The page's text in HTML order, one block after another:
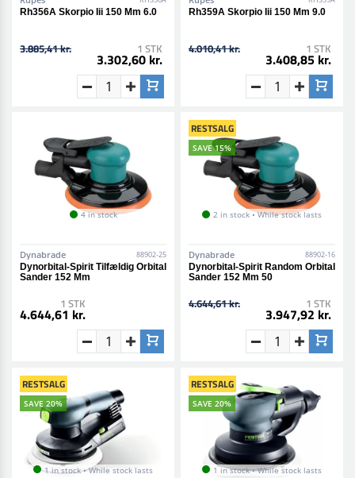
Rh356A Skorpio Iii 150 Mm 6.0
3.885,41 kr. 1 STK
3.302,60 kr.
Rh359A Skorpio Iii 150 Mm 9.0
4.010,41 kr. 1 STK
3.408,85 kr.
4 in stock
Dynabrade 88902-25
Dynorbital-Spirit Tilfældig Orbital
Sander 152 Mm
1 STK
4.644,61 kr.
RESTSALG
SAVE 15%
2 in stock • While stock lasts
Dynabrade 88902-16
Dynorbital-Spirit Random Orbital
Sander 152 Mm 50
4.644,61 kr. 1 STK
3.947,92 kr.
RESTSALG
SAVE 20%
1 in stock • While stock lasts
RESTSALG
SAVE 20%
1 in stock • While stock lasts